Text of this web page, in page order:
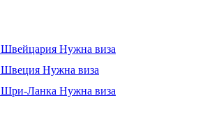
Швейцария Нужна виза
Швеция Нужна виза
Шри-Ланка Нужна виза